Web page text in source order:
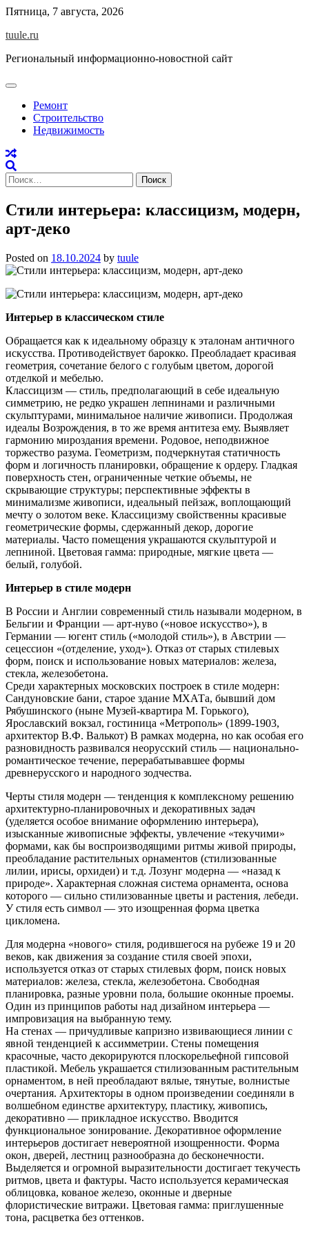
Skip
content
Пятница, 7 августа, 2026
tuule.ru
Региональный информационно-новостной сайт
Ремонт
Строительство
Недвижимость
Найти:
Стили интерьера: классицизм, модерн,
арт-деко
Posted on 18.10.2024 by tuule
Интерьер в классическом стиле
Обращается как к идеальному образцу к эталонам античного
искусства. Противодействует барокко. Преобладает красивая
геометрия, сочетание белого с голубым цветом, дорогой
отделкой и мебелью.
Классицизм — стиль, предполагающий в себе идеальную
симметрию, не редко украшен лепнинами и различными
скульптурами, минимальное наличие живописи. Продолжая
идеалы Возрождения, в то же время антитеза ему. Выявляет
гармонию мироздания времени. Родовое, неподвижное
торжество разума. Геометризм, подчеркнутая статичность
форм и логичность планировки, обращение к ордеру. Гладкая
поверхность стен, ограниченные четкие объемы, не
скрывающие структуры; перспективные эффекты в
минимализме живописи, идеальный пейзаж, воплощающий
мечту о золотом веке. Классицизму свойственны красивые
геометрические формы, сдержанный декор, дорогие
материалы. Часто помещения украшаются скульптурой и
лепниной. Цветовая гамма: природные, мягкие цвета —
белый, голубой.
Интерьер в стиле модерн
В России и Англии современный стиль называли модерном, в
Бельгии и Франции — арт-нуво («новое искусство»), в
Германии — югент стиль («молодой стиль»), в Австрии —
сецессион «(отделение, уход»). Отказ от старых стилевых
форм, поиск и использование новых материалов: железа,
стекла, железобетона.
Среди характерных московских построек в стиле модерн:
Сандуновские бани, старое здание МХАТа, бывший дом
Рябушинского (ныне Музей-квартира М. Горького),
Ярославский вокзал, гостиница «Метрополь» (1899-1903,
архитектор В.Ф. Валькот) В рамках модерна, но как особая его
разновидность развивался неорусский стиль — национально-
романтическое течение, перерабатывавшее формы
древнерусского и народного зодчества.
Черты стиля модерн — тенденция к комплексному решению
архитектурно-планировочных и декоративных задач
(уделяется особое внимание оформлению интерьера),
изысканные живописные эффекты, увлечение «текучими»
формами, как бы воспроизводящими ритмы живой природы,
преобладание растительных орнаментов (стилизованные
лилии, ирисы, орхидеи) и т.д. Лозунг модерна — «назад к
природе». Характерная сложная система орнамента, основа
которого — сильно стилизованные цветы и растения, лебеди.
У стиля есть символ — это изощренная форма цветка
цикломена.
Для модерна «нового» стиля, родившегося на рубеже 19 и 20
веков, как движения за создание стиля своей эпохи,
используется отказ от старых стилевых форм, поиск новых
материалов: железа, стекла, железобетона. Свободная
планировка, разные уровни пола, большие оконные проемы.
Один из принципов работы над дизайном интерьера —
импровизация на выбранную тему.
На стенах — причудливые капризно извивающиеся линии с
явной тенденцией к ассимметрии. Стены помещения
красочные, часто декорируются плоскорельефной гипсовой
пластикой. Мебель украшается стилизованным растительным
орнаментом, в ней преобладают вялые, тянутые, волнистые
очертания. Архитекторы в одном произведении соединяли в
волшебном единстве архитектуру, пластику, живопись,
декоративно — прикладное искусство. Вводится
функциональное зонирование. Декоративное оформление
интерьеров достигает невероятной изощренности. Форма
окон, дверей, лестниц разнообразна до бесконечности.
Выделяется и огромной выразительности достигает текучесть
ритмов, цвета и фактуры. Часто используется керамическая
облицовка, кованое железо, оконные и дверные
флористические витражи. Цветовая гамма: приглушенные
тона, расцветка без оттенков.